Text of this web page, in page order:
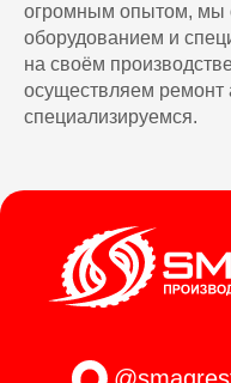
огромным опытом,
оборудованием и
на своём
осуществляем ремонт
специализируемся.